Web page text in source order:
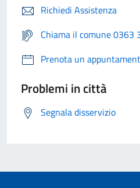
Richiedi Assistenza
Chiama il comune 0363
Prenota un
Problemi in città
Segnala disservizio